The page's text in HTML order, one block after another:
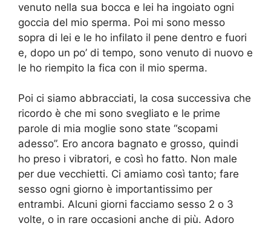
venuto nella sua bocca e lei ha ingoiato ogni
goccia del mio sperma. Poi mi sono messo
sopra di lei e le ho infilato il pene dentro e fuori
e, dopo un po’ di tempo, sono venuto di nuovo e
le ho riempito la fica con il mio sperma.
Poi ci siamo abbracciati, la cosa successiva che
ricordo è che mi sono svegliato e le prime
parole di mia moglie sono state “scopami
adesso”. Ero ancora bagnato e grosso, quindi
ho preso i vibratori, e così ho fatto. Non male
per due vecchietti. Ci amiamo così tanto; fare
sesso ogni giorno è importantissimo per
entrambi. Alcuni giorni facciamo sesso 2 o 3
volte, o in rare occasioni anche di più. Adoro